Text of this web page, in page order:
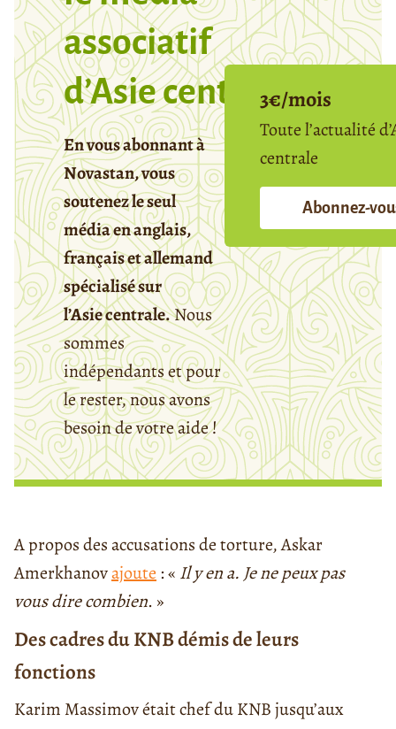
associatif
d’Asie centrale
En vous abonnant à
Novastan, vous
soutenez le seul
média en anglais,
français et allemand
spécialisé sur
l’Asie centrale.Nous
sommes
indépendants et pour
le rester, nous avons
besoin de votre aide !
3€/mois
Toute l’actualité
centrale
Abonnez-
A propos des accusations de torture, Askar
Amerkhanovajoute : « Il y en a. Je ne peux pas
vous dire combien. »
Des cadres du KNB démis de leurs
fonctions
Karim Massimov était chef du KNB jusqu’aux